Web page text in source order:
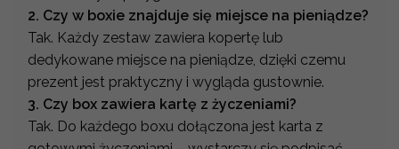
2. Czy w boxie znajduje się miejsce na pieniądze?
Tak. Każdy zestaw zawiera kopertę lub
dedykowane miejsce na pieniądze, dzięki czemu
prezent jest praktyczny i wygląda gustownie.
3. Czy box zawiera kartę z życzeniami?
Tak. Do każdego boxu dołączona jest karta z